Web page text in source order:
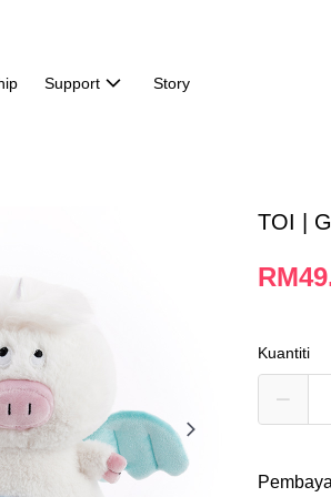
Support Story
TOI |
Kuantiti